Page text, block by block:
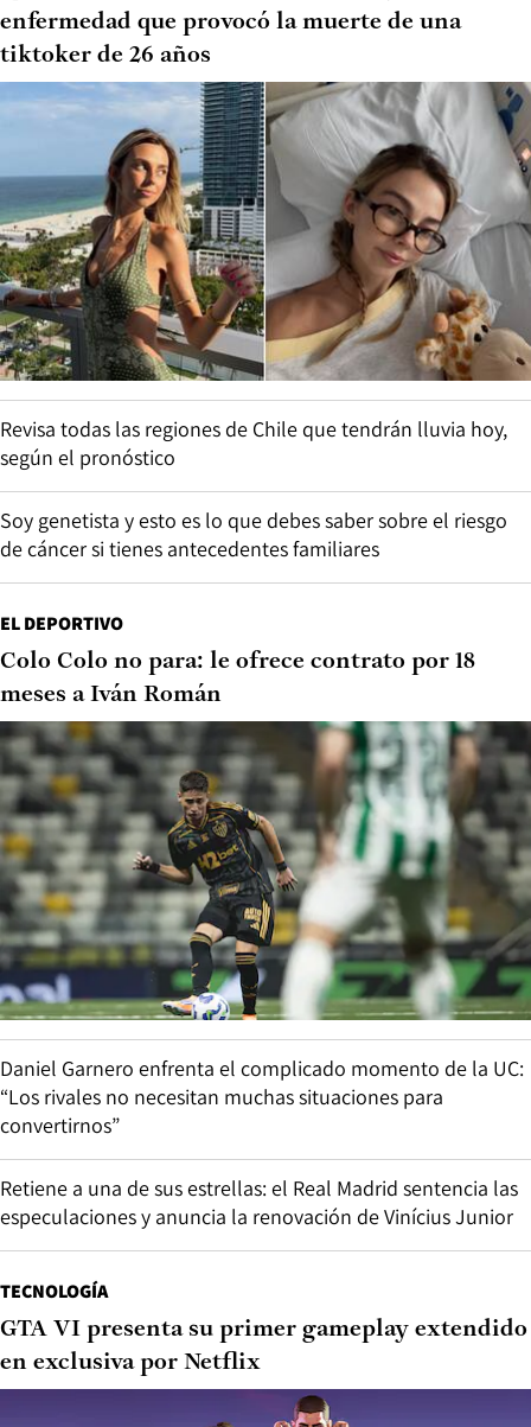
enfermedad que provocó la muerte de una
tiktoker de 26 años
Revisa todas las regiones de Chile que tendrán lluvia hoy,
según el pronóstico
Soy genetista y esto es lo que debes saber sobre el riesgo
de cáncer si tienes antecedentes familiares
EL DEPORTIVO
Colo Colo no para: le ofrece contrato por 18
meses a Iván Román
Daniel Garnero enfrenta el complicado momento de la UC:
“Los rivales no necesitan muchas situaciones para
convertirnos”
Retiene a una de sus estrellas: el Real Madrid sentencia las
especulaciones y anuncia la renovación de Vinícius Junior
TECNOLOGÍA
GTA VI presenta su primer gameplay extendido
en exclusiva por Netflix